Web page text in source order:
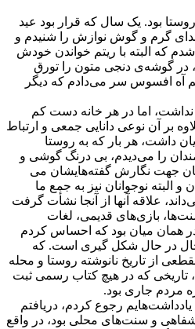
بود. یک سال که قرار بود عید
گرم و گوش نوازش را شنیدم و
که البته با ریتم خواندن خودش
گوشه‌ی دنجی متون را تورق
آه افسوس سر می‌دادم که دیگر
نداشت، اما در هر خانه دست کم
بر آن نوعی دانایی جمعی و ارتباط
داشت، هر بار که به روستا
را می‌دیدم، بی درنگ گوشی و
جهت نگارش گفته‌هایشان می
البته نوجوانان نیز به جمع ما
علاقه آنها از آنجا نشأت گرفت
بازی‌های قدیمی، لغات
همان میان بود که احساس کردم
حال در حال شکل گیری است. که
از تاریخ نانوشته روستا و محله
که در هیچ کتاب رسمی ثبت
مردم جاری بود.
رجوع کردم، دریافتم
و سنت‌های محلی بود، در واقع